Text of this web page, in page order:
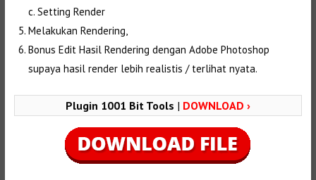
c. Setting Render
Melakukan Rendering,
Bonus Edit Hasil Rendering dengan Adobe Photoshop
supaya hasil render lebih realistis / terlihat nyata.
Plugin 1001 Bit Tools | DOWNLOAD ›